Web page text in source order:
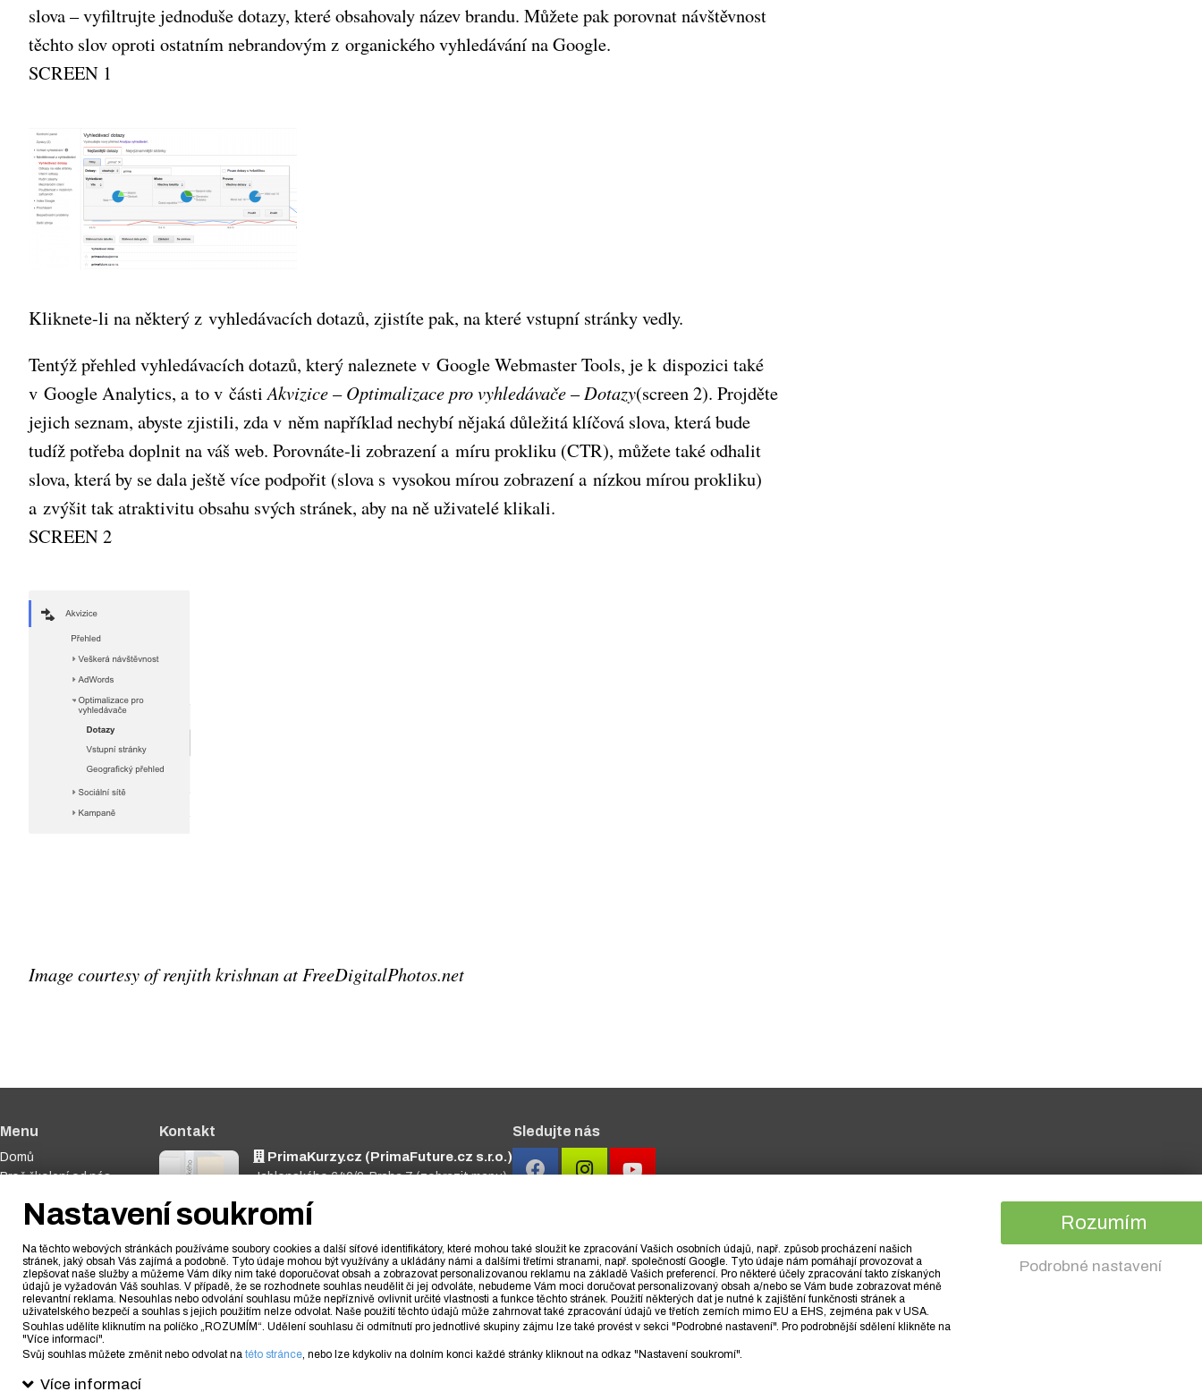
slova – vyfiltrujte jednoduše dotazy, které obsahovaly název brandu. Můžete pak porovnat návštěvnost
těchto slov oproti ostatním nebrandovým z organického vyhledávání na Google.
SCREEN 1
Kliknete-li na některý z vyhledávacích dotazů, zjistíte pak, na které vstupní stránky vedly.
Tentýž přehled vyhledávacích dotazů, který naleznete v Google Webmaster Tools, je k dispozici také
v Google Analytics, a to v částiAkvizice–Optimalizace pro vyhledávače–Dotazy(screen 2). Projděte
jejich seznam, abyste zjistili, zda v něm například nechybí nějaká důležitá klíčová slova, která bude
tudíž potřeba doplnit na váš web. Porovnáte-li zobrazení a míru prokliku (CTR), můžete také odhalit
slova, která by se dala ještě více podpořit (slova s vysokou mírou zobrazení a nízkou mírou prokliku)
a zvýšit tak atraktivitu obsahu svých stránek, aby na ně uživatelé klikali.
SCREEN 2
Image courtesy of renjith krishnan at FreeDigitalPhotos.net
Menu
Domů
Proč školení od nás
Dárkové poukazy
Blog
Nastavení soukromí
Kontakt
Kontakt
PrimaKurzy.cz (PrimaFuture.cz s.r.o.)
Jablonského 640/2, Praha 7(zobrazit mapu)
773 348 790
info@primakurzy.cz
Sledujte nás
© 2010 - 2026 PrimaFuture.cz s.r.o. /
Nastavení soukromí
Na těchto webových stránkách používáme soubory cookies a další síťové identifikátory, které mohou také sloužit ke zpracování Vašich osobních údajů, např. způsob procházení našich
stránek, jaký obsah Vás zajímá a podobně. Tyto údaje mohou být využívány a ukládány námi a dalšími třetími stranami, např. společností Google. Tyto údaje nám pomáhají provozovat a
zlepšovat naše služby a můžeme Vám díky nim také doporučovat obsah a zobrazovat personalizovanou reklamu na základě Vašich preferencí. Pro některé účely zpracování takto získaných
údajů je vyžadován Váš souhlas. V případě, že se rozhodnete souhlas neudělit či jej odvoláte, nebudeme Vám moci doručovat personalizovaný obsah a/nebo se Vám bude zobrazovat méně
relevantní reklama. Nesouhlas nebo odvolání souhlasu může nepříznivě ovlivnit určité vlastnosti a funkce těchto stránek. Použití některých dat je nutné k zajištění funkčnosti stránek a
uživatelského bezpečí a souhlas s jejich použitím nelze odvolat. Naše použití těchto údajů může zahrnovat také zpracování údajů ve třetích zemích mimo EU a EHS, zejména pak v USA.
Souhlas udělíte kliknutím na políčko „ROZUMÍM“. Udělení souhlasu či odmítnutí pro jednotlivé skupiny zájmu lze také provést v sekci "Podrobné nastavení". Pro podrobnější sdělení klikněte na
"Více informací".
Svůj souhlas můžete změnit nebo odvolat na této stránce, nebo lze kdykoliv na dolním konci každé stránky kliknout na odkaz "Nastavení soukromí".
Více informací
Rozumím
Podrobné nastavení